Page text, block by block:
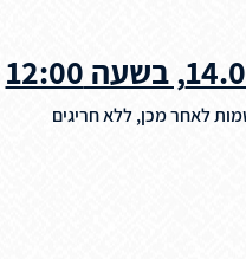
לאחר מכן, ללא חריגים